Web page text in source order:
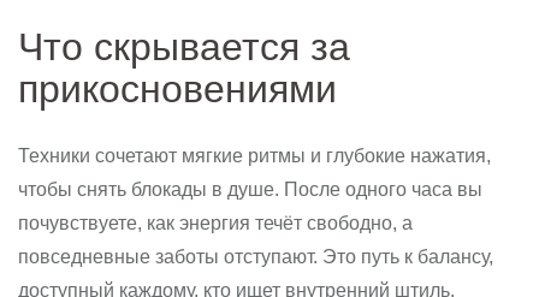
Что скрывается за
прикосновениями
Техники сочетают мягкие ритмы и глубокие нажатия,
чтобы снять блокады в душе. После одного часа вы
почувствуете, как энергия течёт свободно, а
повседневные заботы отступают. Это путь к балансу,
доступный каждому, кто ищет внутренний штиль.